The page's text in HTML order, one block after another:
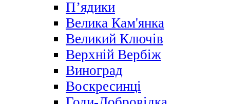
П’ядики
Велика Кам'янка
Великий Ключів
Верхній Вербіж
Виноград
Воскресинці